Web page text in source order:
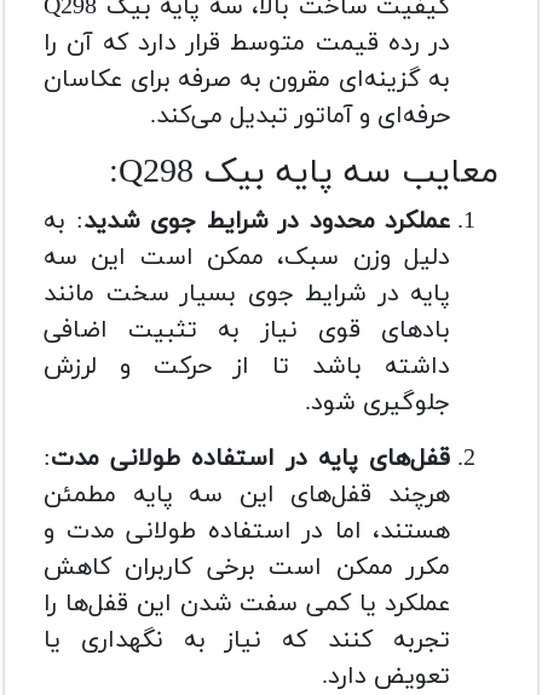
کیفیت ساخت بالا، سه پایه بیک Q298
در رده قیمت متوسط قرار دارد که آن را
به گزینه‌ای مقرون به صرفه برای عکاسان
حرفه‌ای و آماتور تبدیل می‌کند.
معایب سه پایه بیک Q298:
عملکرد محدود در شرایط جوی شدید: به
دلیل وزن سبک، ممکن است این سه
پایه در شرایط جوی بسیار سخت مانند
بادهای قوی نیاز به تثبیت اضافی
داشته باشد تا از حرکت و لرزش
جلوگیری شود.
قفل‌های پایه در استفاده طولانی مدت:
هرچند قفل‌های این سه پایه مطمئن
هستند، اما در استفاده طولانی مدت و
مکرر ممکن است برخی کاربران کاهش
عملکرد یا کمی سفت شدن این قفل‌ها را
تجربه کنند که نیاز به نگهداری یا
تعویض دارد.